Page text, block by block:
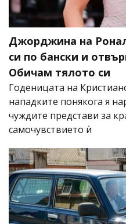
Джорджина на
си по бански и
Обичам тялото си
Годеницата на
нападките понякога я
чуждите представи за
самочувствието ѝ